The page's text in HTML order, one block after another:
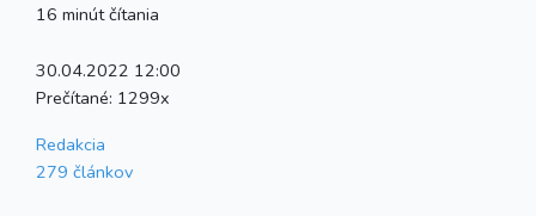
16 minút čítania
30.04.2022 12:00
Prečítané: 1299x
Redakcia
279 článkov